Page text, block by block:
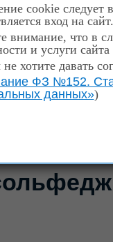
cookie следует
вход на сайт.
внимание, что в
и услуги
хотите давать
ФЗ №152.
данных»)